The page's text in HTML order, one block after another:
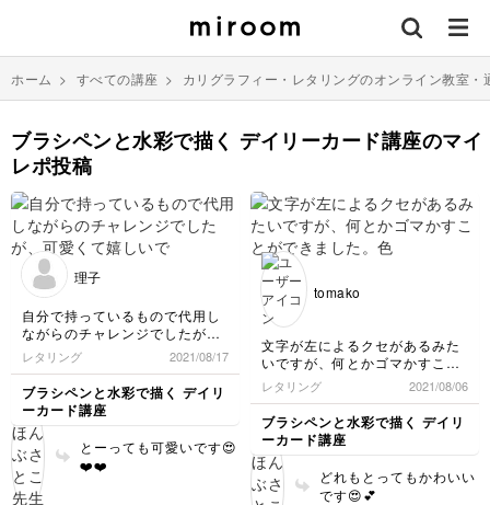
ホーム > すべての講座 > カリグラフィー・レタリングのオンライン教室・
ブラシペンと水彩で描く デイリーカード講座のマイ
レポ投稿
理子
自分で持っているもので代用し
ながらのチャレンジでしたが、
可愛くて嬉しいです！
レタリング 2021/08/17
ブラシペンと水彩で描く デイリ
ーカード講座
とーっても可愛いです😍
❤️❤️
tomako
文字が左によるクセがあるみた
いですが、何とかゴマかすこと
ができました。
色が鮮やかに出て、可愛く出来
たかな〜
レタリング 2021/08/06
ブラシペンと水彩で描く デイリ
ーカード講座
どれもとってもかわいい
です😍💕